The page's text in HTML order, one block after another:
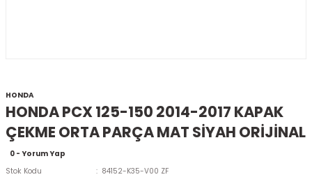
HONDA
HONDA PCX 125-150 2014-2017 KAPAK
ÇEKME ORTA PARÇA MAT SİYAH ORİJİNAL
0 - Yorum Yap
Stok Kodu
84152-K35-V00 ZF